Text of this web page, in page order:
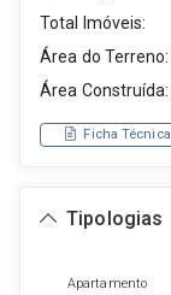
Total Imóveis:
Área do Terreno:
Área Construída:
Ficha Técnica
Tipologias
Apartamento